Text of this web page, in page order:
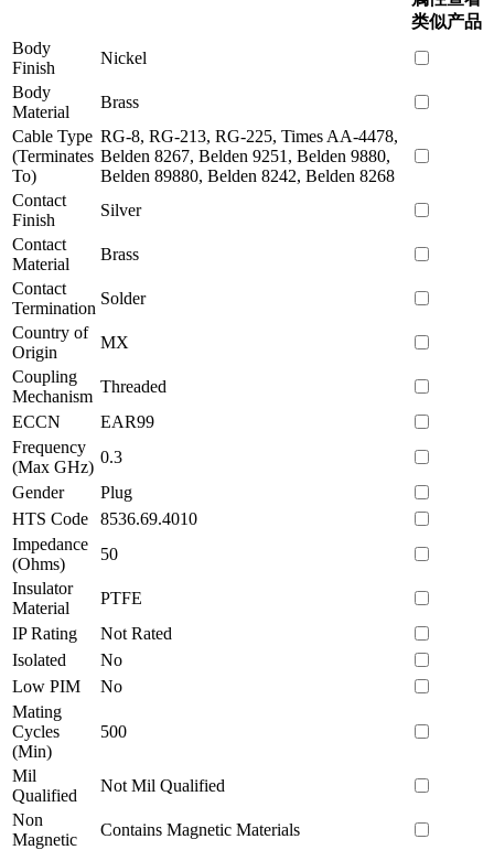
类似产品
Body
Finish
Nickel
Body
Material
Brass
Cable Type
(Terminates
To)
RG-8, RG-213, RG-225, Times AA-4478,
Belden 8267, Belden 9251, Belden 9880,
Belden 89880, Belden 8242, Belden 8268
Contact
Finish
Silver
Contact
Material
Brass
Contact
Termination
Solder
Country of
Origin
MX
Coupling
Mechanism
Threaded
ECCN
EAR99
Frequency
(Max GHz)
0.3
Gender
Plug
HTS Code
8536.69.4010
Impedance
(Ohms)
50
Insulator
Material
PTFE
IP Rating
Not Rated
Isolated
No
Low PIM
No
Mating
Cycles
(Min)
500
Mil
Qualified
Not Mil Qualified
Non
Magnetic
Contains Magnetic Materials